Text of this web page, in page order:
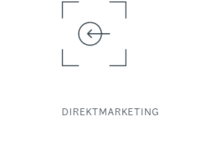
DIREKTMARKETING